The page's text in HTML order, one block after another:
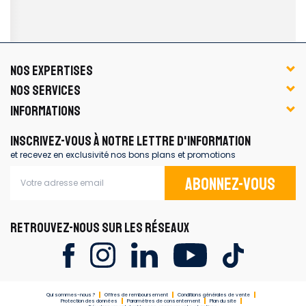
NOS EXPERTISES
NOS SERVICES
INFORMATIONS
INSCRIVEZ-VOUS À NOTRE LETTRE D'INFORMATION
et recevez en exclusivité nos bons plans et promotions
Abonnez-vous
RETROUVEZ-NOUS SUR LES RÉSEAUX
Qui sommes-nous ? Offres de remboursement
Conditions générales de vente
Protection des données
Paramètres de consentement
Plan du site